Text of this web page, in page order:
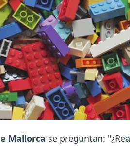
Mallorca se preguntan: